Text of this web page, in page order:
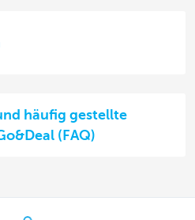
häufig gestellte
(FAQ)